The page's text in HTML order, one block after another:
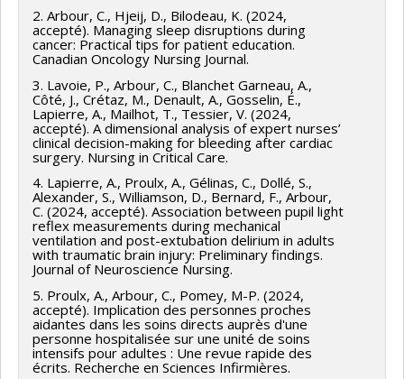
2. Arbour, C., Hjeij, D., Bilodeau, K. (2024,
accepté). Managing sleep disruptions during
cancer: Practical tips for patient education.
Canadian Oncology Nursing Journal.
3. Lavoie, P., Arbour, C., Blanchet Garneau, A.,
Côté, J., Crétaz, M., Denault, A., Gosselin, É.,
Lapierre, A., Mailhot, T., Tessier, V. (2024,
accepté). A dimensional analysis of expert nurses’
clinical decision-making for bleeding after cardiac
surgery. Nursing in Critical Care.
4. Lapierre, A., Proulx, A., Gélinas, C., Dollé, S.,
Alexander, S., Williamson, D., Bernard, F., Arbour,
C. (2024, accepté). Association between pupil light
reflex measurements during mechanical
ventilation and post-extubation delirium in adults
with traumatic brain injury: Preliminary findings.
Journal of Neuroscience Nursing.
5. Proulx, A., Arbour, C., Pomey, M-P. (2024,
accepté). Implication des personnes proches
aidantes dans les soins directs auprès d'une
personne hospitalisée sur une unité de soins
intensifs pour adultes : Une revue rapide des
écrits. Recherche en Sciences Infirmières.